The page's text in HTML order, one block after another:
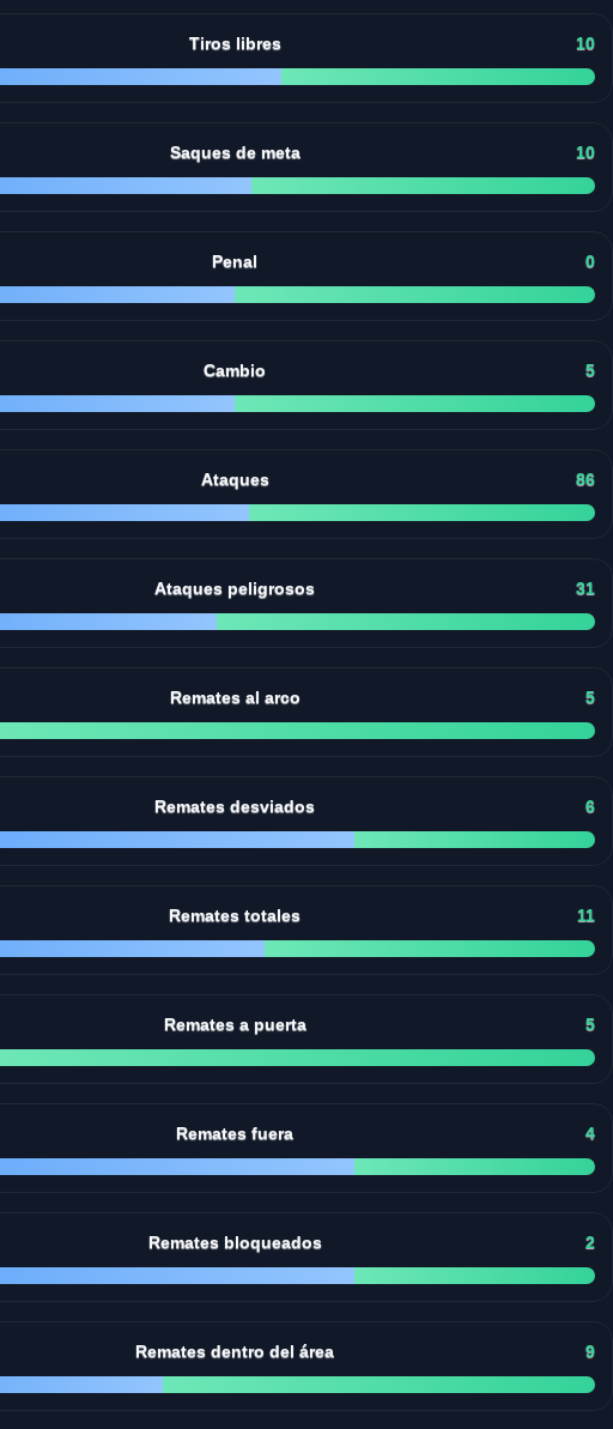
Tiros libres 10
Saques de meta 10
Penal 0
Cambio 5
Ataques 86
Ataques peligrosos 31
Remates al arco 5
Remates desviados 6
Remates totales 11
Remates a puerta 5
Remates fuera 4
Remates bloqueados 2
Remates dentro del área 9